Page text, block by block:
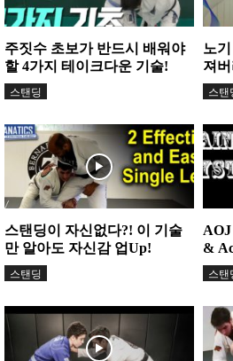
주짓수 초보가 반드시 배워야
할 4가지 테이크다운 기술!
스탠딩
노
져
스탠
스탠딩이 자신없다?! 이 기술
만 알아도 자신감 업Up!
스탠딩
AOJ
&
프라
스탠